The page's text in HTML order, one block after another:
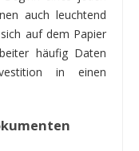
auch leuchtend
auf dem Papier
häufig Daten
in einen